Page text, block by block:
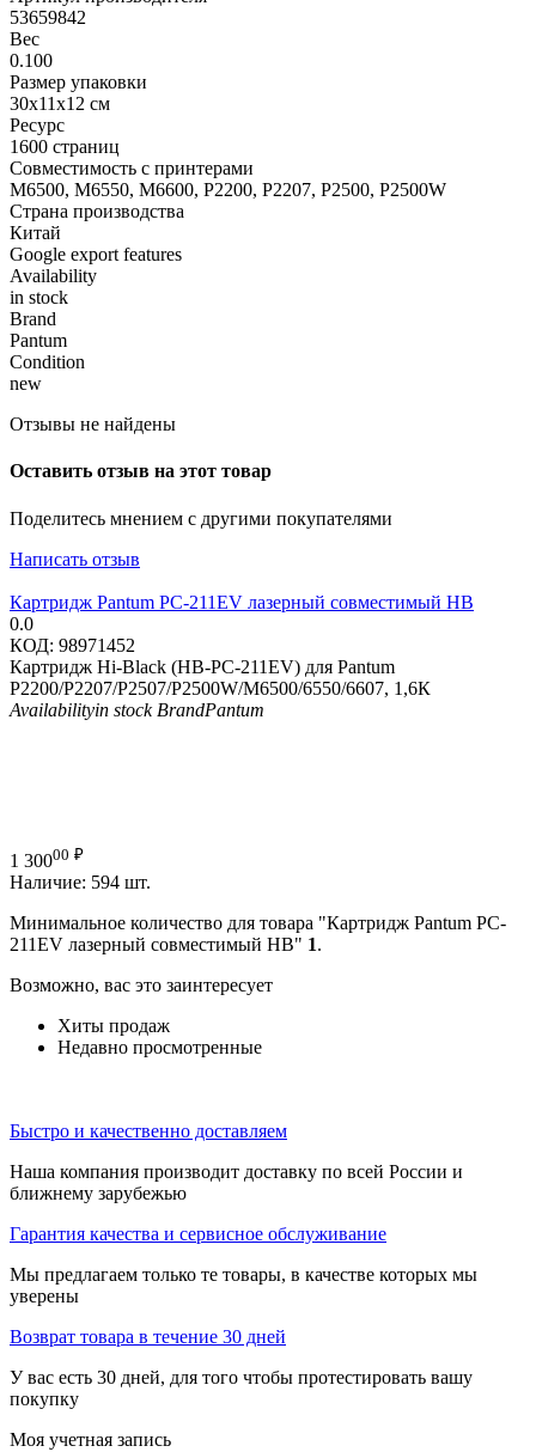
53659842
Вес
0.100
Размер упаковки
30x11x12 см
Ресурс
1600 страниц
Совместимость с принтерами
M6500, M6550, M6600, P2200, P2207, P2500, P2500W
Страна производства
Китай
Google export features
Availability
in stock
Brand
Pantum
Condition
new
Отзывы не найдены
Оставить отзыв на этот товар
Поделитесь мнением с другими покупателями
Написать отзыв
Картридж Pantum PC-211EV лазерный совместимый HB
0.0
КОД: 98971452
Картридж Hi-Black (HB-PC-211EV) для Pantum
P2200/P2207/P2507/P2500W/M6500/6550/6607, 1,6К
Availabilityin stock BrandPantum
1 30000 ₽
Наличие: 594 шт.
Минимальное количество для товара "Картридж Pantum PC-
211EV лазерный совместимый HB" 1.
Возможно, вас это заинтересует
Хиты продаж
Недавно просмотренные
Быстро и качественно доставляем
Наша компания производит доставку по всей России и
ближнему зарубежью
Гарантия качества и сервисное обслуживание
Мы предлагаем только те товары, в качестве которых мы
уверены
Возврат товара в течение 30 дней
У вас есть 30 дней, для того чтобы протестировать вашу
покупку
Моя учетная запись